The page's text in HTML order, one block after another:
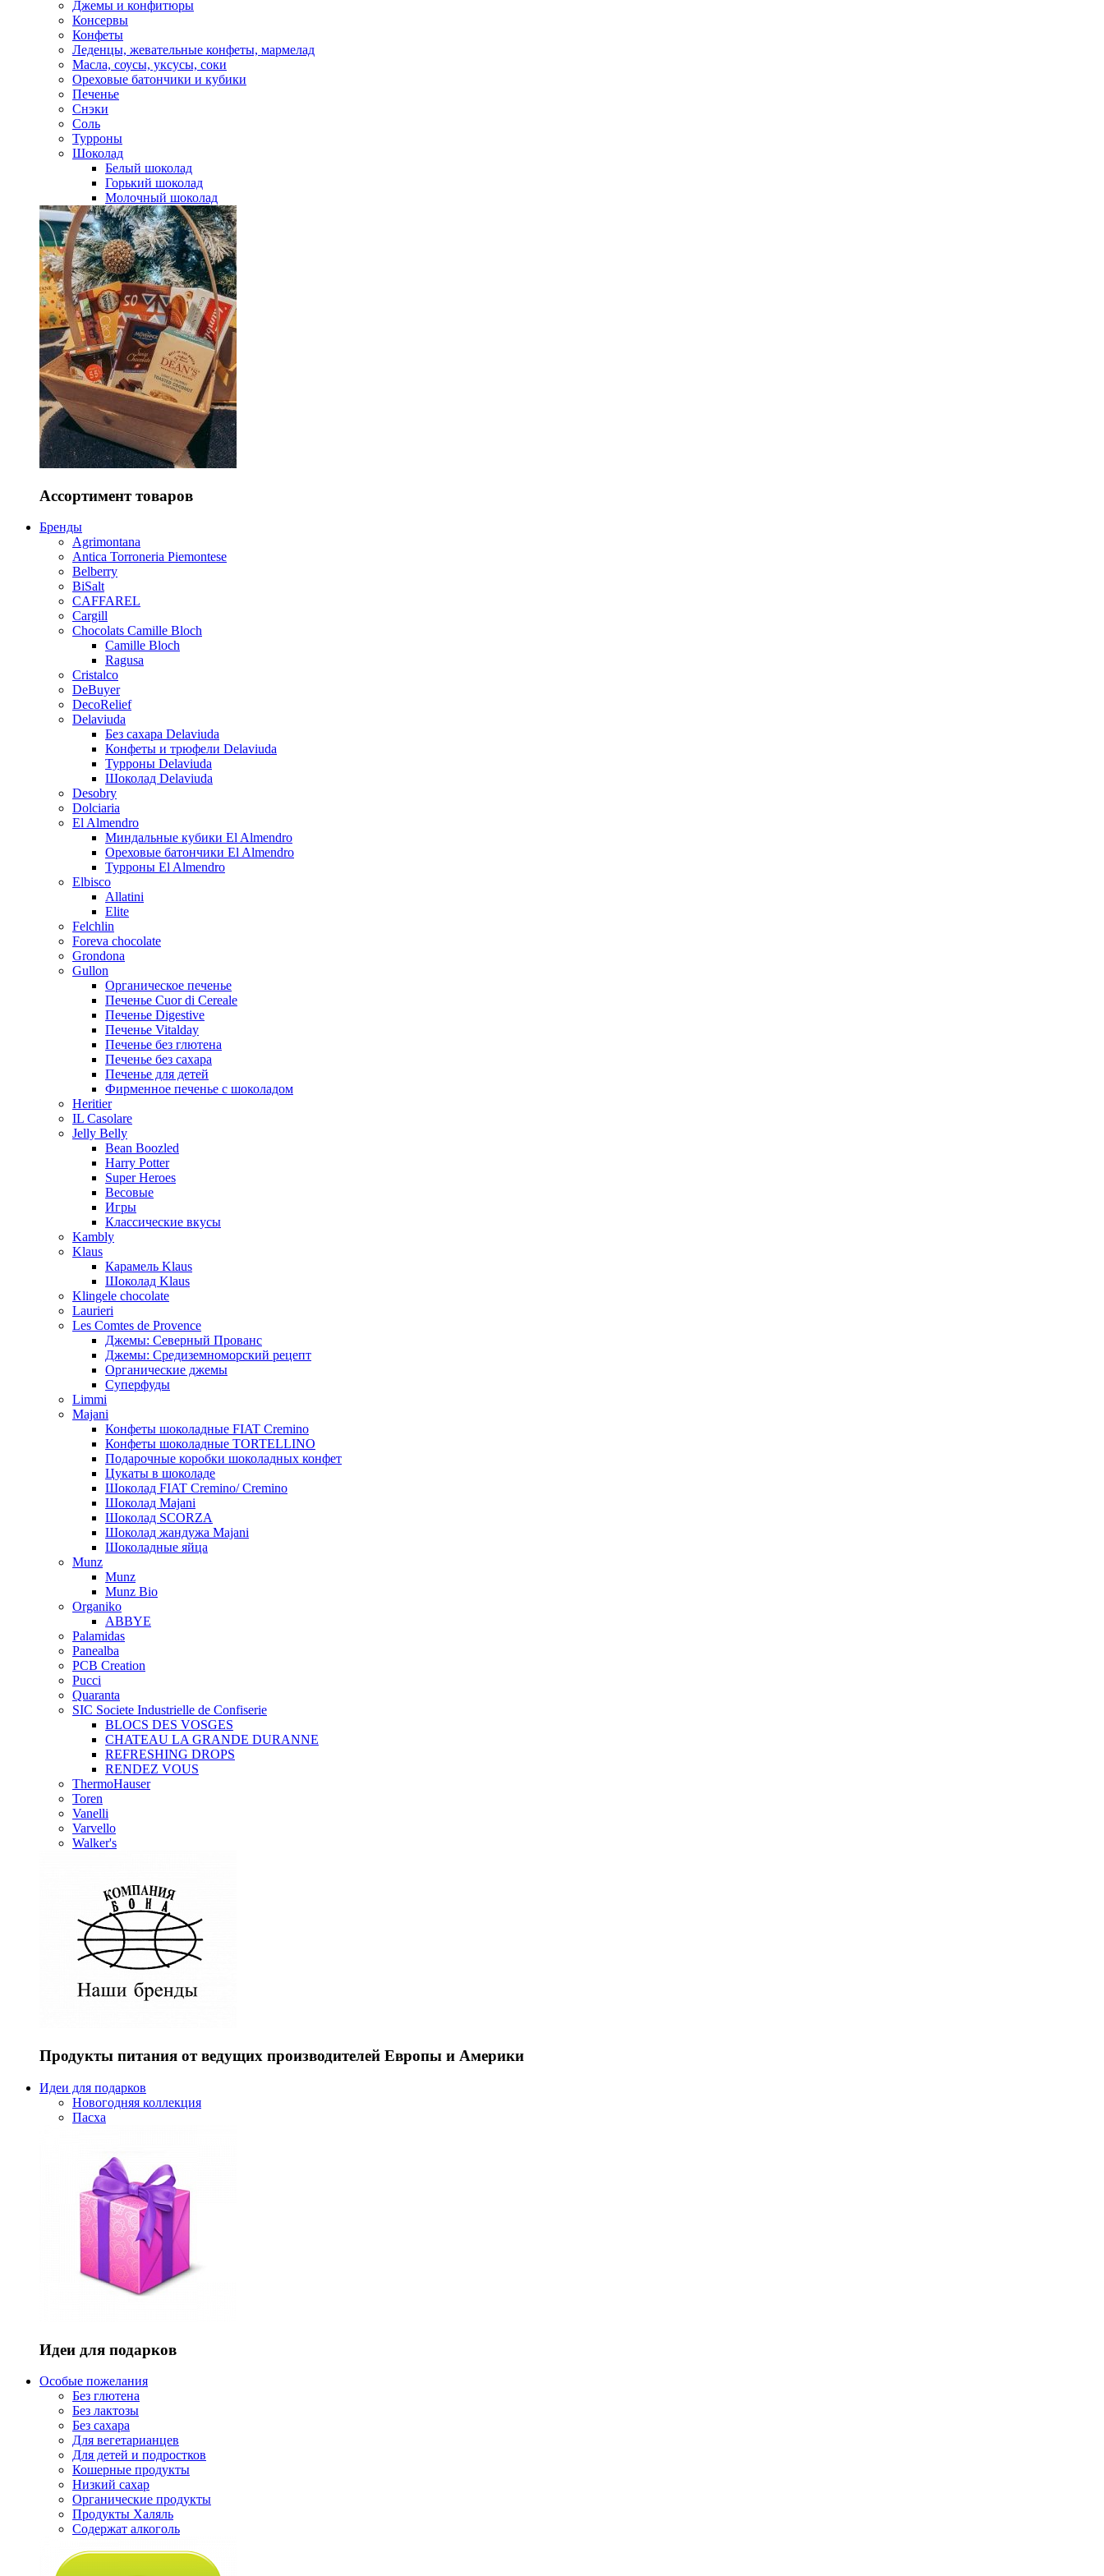
Джемы и конфитюры
Консервы
Конфеты
Леденцы, жевательные конфеты, мармелад
Масла, соусы, уксусы, соки
Ореховые батончики и кубики
Печенье
Снэки
Соль
Турроны
Шоколад
Белый шоколад
Горький шоколад
Молочный шоколад
Ассортимент товаров
Бренды
Agrimontana
Antica Torroneria Piemontese
Belberry
BiSalt
CAFFAREL
Cargill
Chocolats Camille Bloch
Camille Bloch
Ragusa
Cristalco
DeBuyer
DecoRelief
Delaviuda
Без сахара Delaviuda
Конфеты и трюфели Delaviuda
Турроны Delaviuda
Шоколад Delaviuda
Desobry
Dolciaria
El Almendro
Миндальные кубики El Almendro
Ореховые батончики El Almendro
Турроны El Almendro
Elbisco
Allatini
Elite
Felchlin
Foreva chocolate
Grondona
Gullon
Органическое печенье
Печенье Cuor di Cereale
Печенье Digestive
Печенье Vitalday
Печенье без глютена
Печенье без сахара
Печенье для детей
Фирменное печенье с шоколадом
Heritier
IL Casolare
Jelly Belly
Bean Boozled
Harry Potter
Super Heroes
Весовые
Игры
Классические вкусы
Kambly
Klaus
Карамель Klaus
Шоколад Klaus
Klingele chocolate
Laurieri
Les Comtes de Provence
Джемы: Северный Прованс
Джемы: Средиземноморский рецепт
Органические джемы
Суперфуды
Limmi
Majani
Конфеты шоколадные FIAT Cremino
Конфеты шоколадные TORTELLINO
Подарочные коробки шоколадных конфет
Цукаты в шоколаде
Шоколад FIAT Cremino/ Cremino
Шоколад Majani
Шоколад SCORZA
Шоколад жандужа Majani
Шоколадные яйца
Munz
Munz
Munz Bio
Organiko
ABBYE
Palamidas
Panealba
PCB Creation
Pucci
Quaranta
SIC Societe Industrielle de Confiserie
BLOCS DES VOSGES
CHATEAU LA GRANDE DURANNE
REFRESHING DROPS
RENDEZ VOUS
ThermoHauser
Toren
Vanelli
Varvello
Walker's
Продукты питания от ведущих производителей Европы и Америки
Идеи для подарков
Новогодняя коллекция
Пасха
Идеи для подарков
Особые пожелания
Без глютена
Без лактозы
Без сахара
Для вегетарианцев
Для детей и подростков
Кошерные продукты
Низкий сахар
Органические продукты
Продукты Халяль
Содержат алкоголь